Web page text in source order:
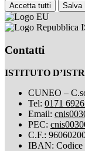
Accetta tutti Salva
Contatti
ISTITUTO
CUNEO –
Tel: 0171
Email:
PEC:
C.F.:
IBAN: